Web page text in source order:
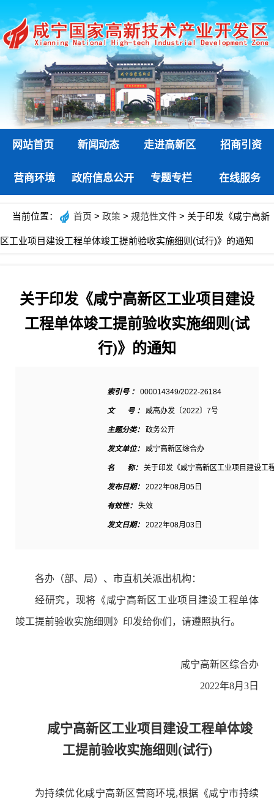
网站首页 新闻动态 走进高新区 招商引资
营商环境 政府信息公开 专题专栏 在线服务
当前位置： 首页 > 政策 > 规范性文件 > 关于印发《咸宁高新
区工业项目建设工程单体竣工提前验收实施细则(试行)》的通知
关于印发《咸宁高新区工业项目建设
工程单体竣工提前验收实施细则(试
行)》的通知
索引号 ： 000014349/2022-26184
文 号 ： 咸高办发〔2022〕7号
主题分类： 政务公开
发文单位： 咸宁高新区综合办
名 称： 关于印发《咸宁高新区工业项目建设工
发布日期： 2022年08月05日
有效性： 失效
发文日期： 2022年08月03日
各办（部、局）、市直机关派出机构：
经研究，现将《咸宁高新区工业项目建设工程单体
竣工提前验收实施细则》印发给你们，请遵照执行。
咸宁高新区综合办
2022年8月3日
咸宁高新区工业项目建设工程单体竣
工提前验收实施细则(试行)
为持续优化咸宁高新区营商环境,根据《咸宁市持续